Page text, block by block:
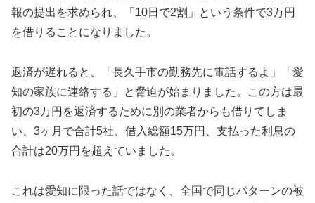
報の提出を求められ、「10日で2割」という条件で3万円
を借りることになりました。
返済が遅れると、「長久手市の勤務先に電話するよ」「愛
知の家族に連絡する」と脅迫が始まりました。この方は最
初の3万円を返済するために別の業者からも借りてしま
い、3ヶ月で合計5社、借入総額15万円、支払った利息の
合計は20万円を超えていました。
これは愛知に限った話ではなく、全国で同じパターンの被